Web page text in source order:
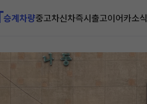
승계차량중고차신차즉시출고이어카소식